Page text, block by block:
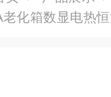
化箱数显电热